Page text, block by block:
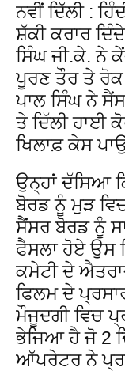
ਨਵੀਂ ਦਿੱਲੀ :
ਸ਼ੱਕੀ ਕਰਾਰ
ਸਿੰਘ ਜੀ.ਕੇ. ਨੇ
ਪੂਰਣ ਤੌਰ ਤੇ ਰੋਕ
ਪਾਲ ਸਿੰਘ ਨੇ
ਤੇ ਦਿੱਲੀ ਹਾਈ
ਖਿਲਾਫ਼ ਕੇਸ
ਉਨ੍ਹਾਂ ਦੱਸਿਆ
ਬੋਰਡ ਨੂੰ ਮੁੜ
ਸੈਂਸਰ ਬੋਰਡ ਨੂੰ
ਫੈਸਲਾ ਹੋਏ ਉਸ
ਕਮੇਟੀ ਦੇ
ਫਿਲਮ ਦੇ
ਮੌਜੂਦਗੀ ਵਿਚ
ਭੇਜਿਆ ਹੈ ਜੋ 2
ਆੱਪਰੇਟਰ ਨੇ